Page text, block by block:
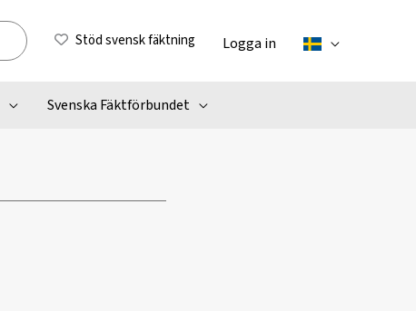
Stöd svensk fäktning Logga in
Svenska Fäktförbundet